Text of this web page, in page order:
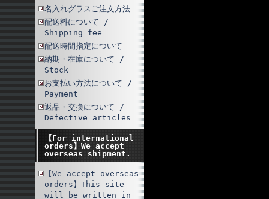
名入れグラスご注文方法
配送料について /
Shipping fee
配送時間指定について
納期・在庫について /
Stock
お支払い方法について /
Payment
返品・交換について /
Defective articles
【For international
orders】We accept
overseas shipment.
【We accept overseas
orders】This site
will be written in